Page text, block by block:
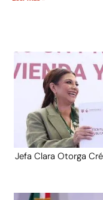
Jefa Clara Otorga